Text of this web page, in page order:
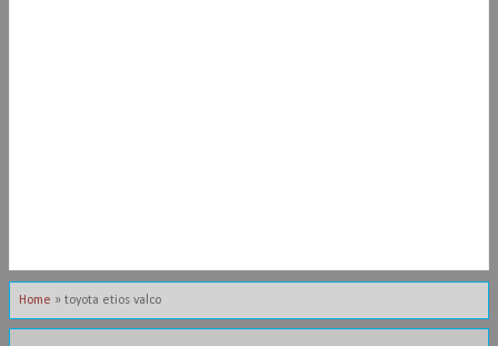
Home » toyota etios valco